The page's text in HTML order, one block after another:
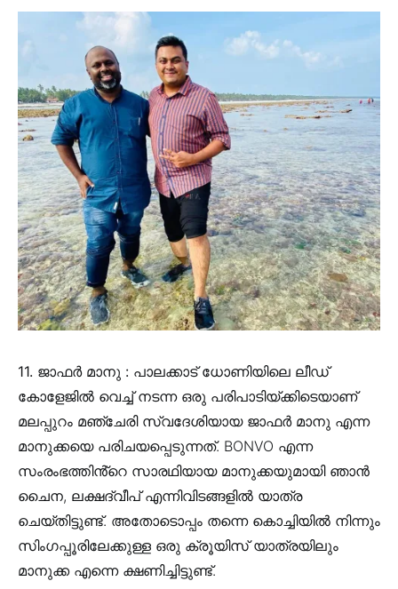
11. ജാഫർ മാനു : പാലക്കാട് ധോണിയിലെ ലീഡ്
കോളേജിൽ വെച്ച് നടന്ന ഒരു പരിപാടിയ്ക്കിടെയാണ്
മലപ്പുറം മഞ്ചേരി സ്വദേശിയായ ജാഫർ മാനു എന്ന
മാനുക്കയെ പരിചയപ്പെടുന്നത്. BONVO എന്ന
സംരംഭത്തിൻ്റെ സാരഥിയായ മാനുക്കയുമായി ഞാൻ
ചൈന, ലക്ഷദ്വീപ് എന്നിവിടങ്ങളിൽ യാത്ര
ചെയ്തിട്ടുണ്ട്. അതോടൊപ്പം തന്നെ കൊച്ചിയിൽ നിന്നും
സിംഗപ്പൂരിലേക്കുള്ള ഒരു ക്രൂയിസ് യാത്രയിലും
മാനുക്ക എന്നെ ക്ഷണിച്ചിട്ടുണ്ട്.